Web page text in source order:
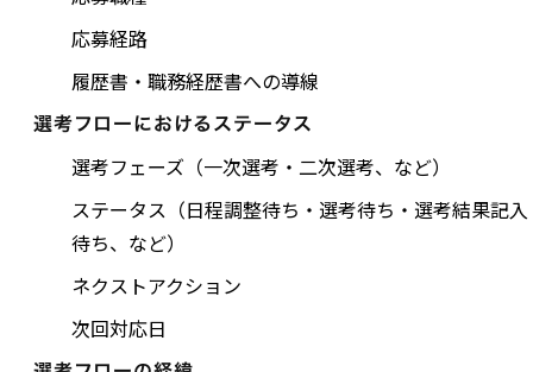
応募経路
履歴書・職務経歴書への導線
選考フローにおけるステータス
選考フェーズ（一次選考・二次選考、など）
ステータス（日程調整待ち・選考待ち・選考結果記入
待ち、など）
ネクストアクション
次回対応日